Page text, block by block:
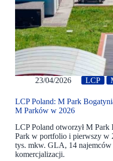
23/04/2026 LCP
LCP Poland: M Park
M Parków w 2026
LCP Poland otworzył M
Park w portfolio i pierwszy w
tys. mkw. GLA, 14
komercjalizacji.